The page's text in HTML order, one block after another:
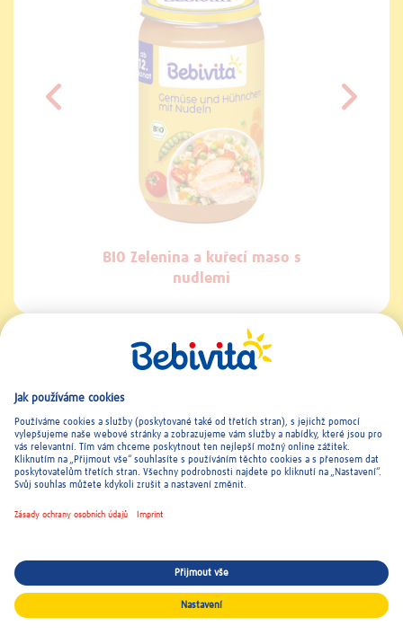
BIO Zelenina a kuřecí maso s
nudlemi
© 2026 Bebivita